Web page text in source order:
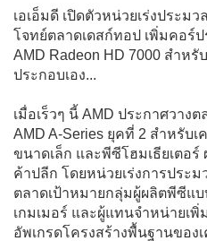
เอเอ็มดี เปิดตัวหน่วยเร่งประม
โจทย์ตลาดเดสก์ทอป เพิ่มคอร์
AMD Radeon HD 7000 สำห
ประกอบเอง...
เมื่อเร็วๆ นี้ AMD ประกาศวาง
AMD A-Series ยุคที่ 2 สำหรับ
ขนาดเล็ก และพีซีโฮมเธียเตอ
ค้าปลีก โดยหน่วยเร่งการประ
ตลาดเป้าหมายกลุ่มผู้ผลิตพีซีแบ
เกมเมอร์ และผู้แทนจำหน่ายเ
อัพเกรดโครงสร้างพื้นฐานของ